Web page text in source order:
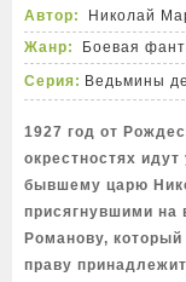
Автор:
Николай
Жанр:
Боевая
Серия: Ведьмины
1927 год от
окрестностях
бывшему царю
присягнувшими на
Романову, который
праву